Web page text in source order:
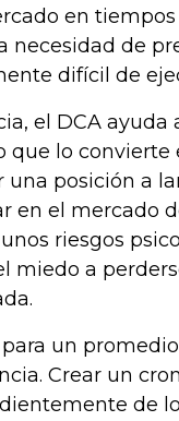
en
necesidad de
difícil de
el DCA
que lo
una posición a
en el mercado
riesgos
miedo a
un
Crear un
de